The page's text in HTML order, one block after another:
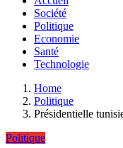
Société
Politique
Economie
Santé
Technologie
Home
Politique
Présidentielle
Politique